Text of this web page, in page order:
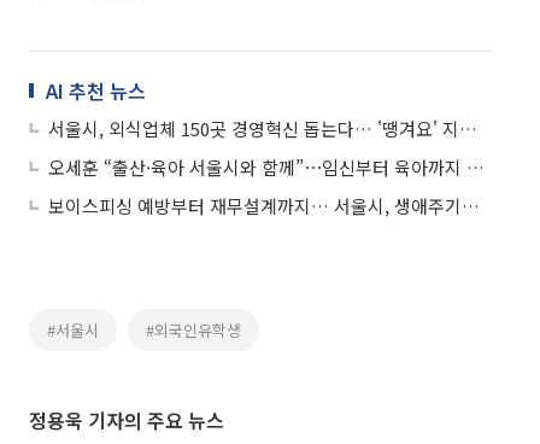
AI 추천 뉴스
서울시, 외식업체 150곳 경영혁신 돕는다… '땡겨요' 지원금 최대 60만원
오세훈 “출산·육아 서울시와 함께”⋯임신부터 육아까지 비용 부담 줄인다
보이스피싱 예방부터 재무설계까지… 서울시, 생애주기별 맞춤 경제교육
#서울시 #외국인유학생
정용욱 기자의 주요 뉴스